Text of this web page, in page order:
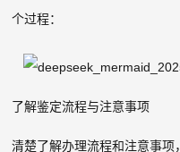
个过程：
了解鉴定流程与注意事项
清楚了解办理流程和注意事项